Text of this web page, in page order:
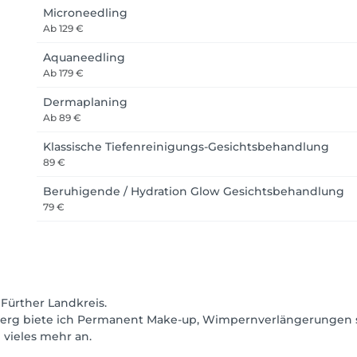
Karte.
Faktoren sowie der richtigen Pflege ab.
– am besten über WhatsApp oder persönlich vor Ort.
Taschen oder Wertgegenstände übernehmen kann.
oder Schäden an Kleidung während der Behandlung.
Microneedling
Ab 129 €
Aquaneedling
Ab 179 €
Dermaplaning
Ab 89 €
Klassische Tiefenreinigungs-Gesichtsbehandlung
89 €
Beruhigende / Hydration Glow Gesichtsbehandlung
79 €
Landkreis.
biete ich Permanent Make-up,
mehr an.